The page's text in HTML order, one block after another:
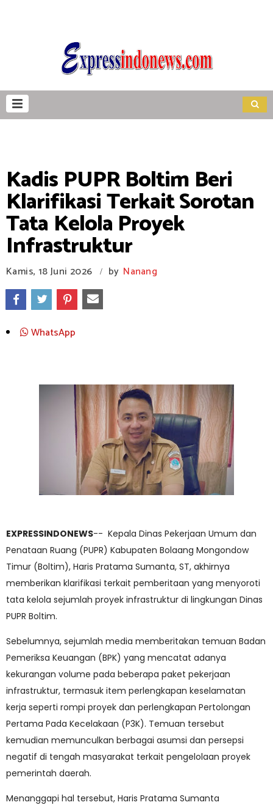
Kadis PUPR Boltim Beri
Klarifikasi Terkait Sorotan
Tata Kelola Proyek
Infrastruktur
Kamis, 18 Juni 2026 / by Nanang
WhatsApp
EXPRESSINDONEWS-- Kepala Dinas Pekerjaan Umum dan
Penataan Ruang (PUPR) Kabupaten Bolaang Mongondow
Timur (Boltim), Haris Pratama Sumanta, ST, akhirnya
memberikan klarifikasi terkait pemberitaan yang menyoroti
tata kelola sejumlah proyek infrastruktur di lingkungan Dinas
PUPR Boltim.
Sebelumnya, sejumlah media memberitakan temuan Badan
Pemeriksa Keuangan (BPK) yang mencatat adanya
kekurangan volume pada beberapa paket pekerjaan
infrastruktur, termasuk item perlengkapan keselamatan
kerja seperti rompi proyek dan perlengkapan Pertolongan
Pertama Pada Kecelakaan (P3K). Temuan tersebut
kemudian memunculkan berbagai asumsi dan persepsi
negatif di tengah masyarakat terkait pengelolaan proyek
pemerintah daerah.
Menanggapi hal tersebut, Haris Pratama Sumanta